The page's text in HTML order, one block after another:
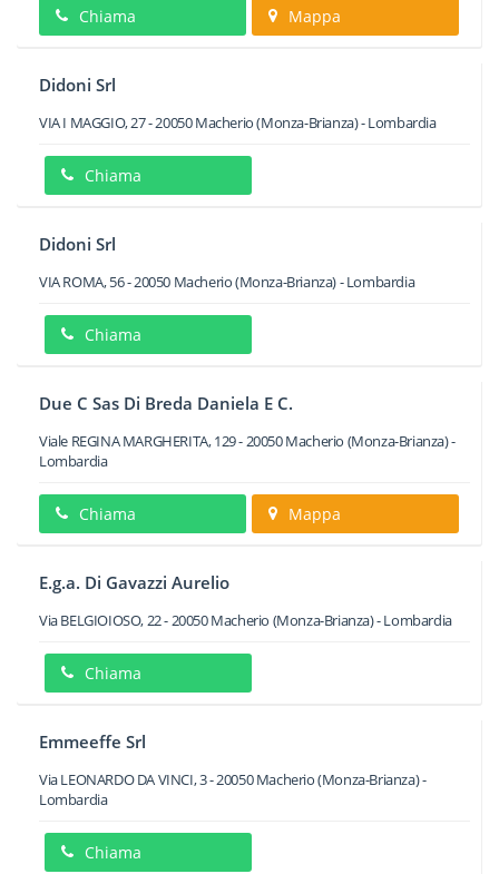
Chiama Mappa
Didoni Srl
VIA I MAGGIO, 27-20050Macherio(Monza-Brianza) -Lombardia
Chiama
Didoni Srl
VIA ROMA, 56-20050 Macherio(Monza-Brianza) -Lombardia
Chiama
Due C Sas Di Breda Daniela E C.
Viale REGINA MARGHERITA, 129-20050Macherio (Monza-Brianza) -
Lombardia
Chiama Mappa
E.g.a. Di Gavazzi Aurelio
Via BELGIOIOSO, 22-20050Macherio (Monza-Brianza) -Lombardia
Chiama
Emmeeffe Srl
Via LEONARDO DA VINCI, 3-20050 Macherio(Monza-Brianza) -
Lombardia
Chiama